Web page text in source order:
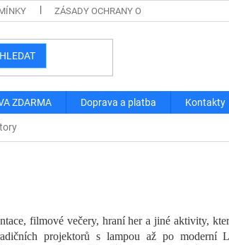
ZÁSADY OCHRANY OSOBNÍCH ÚDAJŮ
HLEDAT
ZDARMA Doprava a platba Kontakty
filmové večery, hraní her a jiné aktivity,
projektorů s lampou až po moderní